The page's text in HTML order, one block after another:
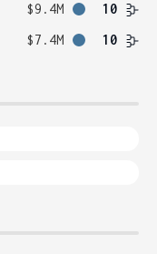
$9.4M
10
$7.4M 10